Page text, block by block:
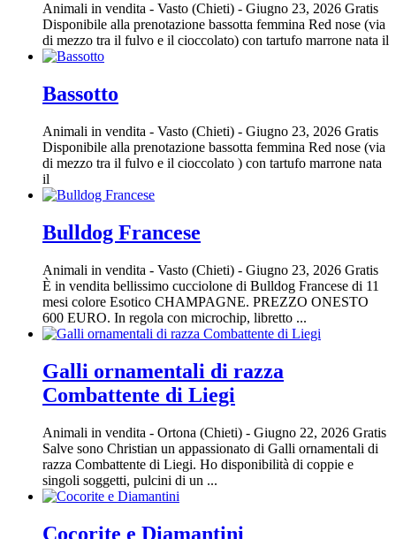
Animali in vendita - Vasto (Chieti) - Giugno 23, 2026 Gratis
Disponibile alla prenotazione bassotta femmina Red nose (via
di mezzo tra il fulvo e il cioccolato) con tartufo marrone nata il
Bassotto
Animali in vendita - Vasto (Chieti) - Giugno 23, 2026 Gratis
Disponibile alla prenotazione bassotta femmina Red nose (via
di mezzo tra il fulvo e il cioccolato ) con tartufo marrone nata
il
Bulldog Francese
Animali in vendita - Vasto (Chieti) - Giugno 23, 2026 Gratis
È in vendita bellissimo cucciolone di Bulldog Francese di 11
mesi colore Esotico CHAMPAGNE. PREZZO ONESTO
600 EURO. In regola con microchip, libretto ...
Galli ornamentali di razza
Combattente di Liegi
Animali in vendita - Ortona (Chieti) - Giugno 22, 2026 Gratis
Salve sono Christian un appassionato di Galli ornamentali di
razza Combattente di Liegi. Ho disponibilità di coppie e
singoli soggetti, pulcini di un ...
Cocorite e Diamantini